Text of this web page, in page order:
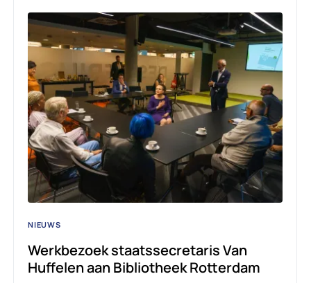
NIEUWS
Werkbezoek staatssecretaris Van
Huffelen aan Bibliotheek Rotterdam